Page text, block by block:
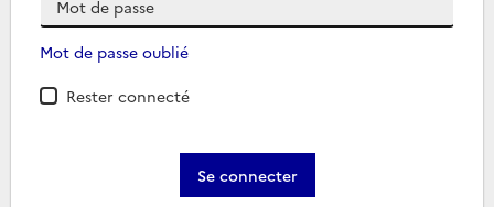
Mot de passe oublié
Rester connecté
Se connecter